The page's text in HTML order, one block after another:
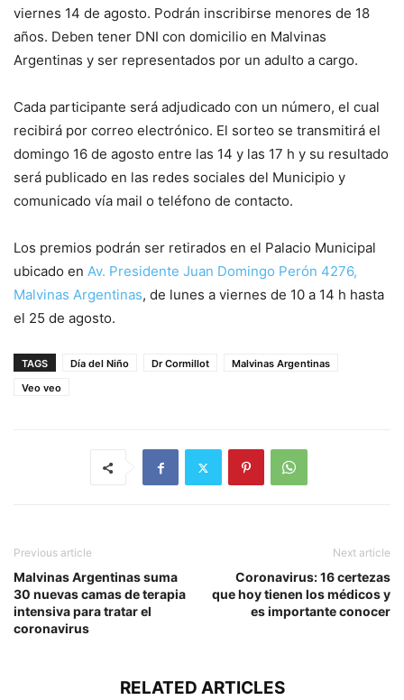
viernes 14 de agosto. Podrán inscribirse menores de 18
años. Deben tener DNI con domicilio en Malvinas
Argentinas y ser representados por un adulto a cargo.
Cada participante será adjudicado con un número, el cual
recibirá por correo electrónico. El sorteo se transmitirá el
domingo 16 de agosto entre las 14 y las 17 h y su resultado
será publicado en las redes sociales del Municipio y
comunicado vía mail o teléfono de contacto.
Los premios podrán ser retirados en el Palacio Municipal
ubicado en Av. Presidente Juan Domingo Perón 4276,
Malvinas Argentinas, de lunes a viernes de 10 a 14 h hasta
el 25 de agosto.
TAGS Día del Niño Dr Cormillot
Malvinas Argentinas
Veo veo
Previous article
Malvinas Argentinas suma
30 nuevas camas de terapia
intensiva para tratar el
coronavirus
Next article
Coronavirus: 16 certezas
que hoy tienen los médicos y
es importante conocer
RELATED ARTICLES